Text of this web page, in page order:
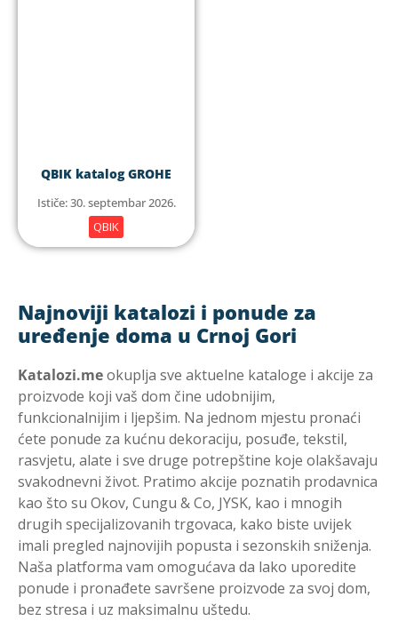
QBIK katalog GROHE
Ističe: 30. septembar 2026.
QBIK
Najnoviji katalozi i ponude za
uređenje doma u Crnoj Gori
Katalozi.meokuplja sve aktuelne kataloge i akcije za
proizvode koji vaš dom čine udobnijim,
funkcionalnijim i ljepšim. Na jednom mjestu pronaći
ćete ponude za kućnu dekoraciju, posuđe, tekstil,
rasvjetu, alate i sve druge potrepštine koje olakšavaju
svakodnevni život. Pratimo akcije poznatih prodavnica
kao što su Okov, Cungu & Co, JYSK, kao i mnogih
drugih specijalizovanih trgovaca, kako biste uvijek
imali pregled najnovijih popusta i sezonskih sniženja.
Naša platforma vam omogućava da lako uporedite
ponude i pronađete savršene proizvode za svoj dom,
bez stresa i uz maksimalnu uštedu.